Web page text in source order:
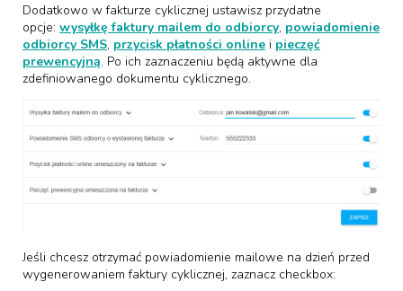
Dodatkowo w fakturze cyklicznej ustawisz przydatne
opcje: wysyłkę faktury mailem do odbiorcy, powiadomienie
odbiorcy SMS, przycisk płatności online i pieczęć
prewencyjną. Po ich zaznaczeniu będą aktywne dla
zdefiniowanego dokumentu cyklicznego.
Jeśli chcesz otrzymać powiadomienie mailowe na dzień przed
wygenerowaniem faktury cyklicznej, zaznacz checkbox: